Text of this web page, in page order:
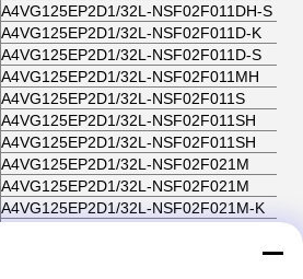
A4VG125EP2D1/32L-NSF02F011DH-S
A4VG125EP2D1/32L-NSF02F011D-K
A4VG125EP2D1/32L-NSF02F011D-S
A4VG125EP2D1/32L-NSF02F011MH
A4VG125EP2D1/32L-NSF02F011S
A4VG125EP2D1/32L-NSF02F011SH
A4VG125EP2D1/32L-NSF02F011SH
A4VG125EP2D1/32L-NSF02F021M
A4VG125EP2D1/32L-NSF02F021M
A4VG125EP2D1/32L-NSF02F021M-K
A4VG125EP2D1/32L-NSF02F021SH-S